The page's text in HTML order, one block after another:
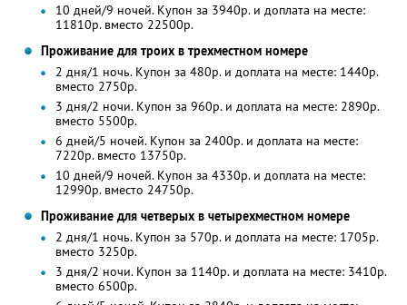
10 дней/9 ночей. Купон за 3940р. и доплата на месте:
11810р. вместо 22500р.
Проживание для троих в трехместном номере
2 дня/1 ночь. Купон за 480р. и доплата на месте: 1440р.
вместо 2750р.
3 дня/2 ночи. Купон за 960р. и доплата на месте: 2890р.
вместо 5500р.
6 дней/5 ночей. Купон за 2400р. и доплата на месте:
7220р. вместо 13750р.
10 дней/9 ночей. Купон за 4330р. и доплата на месте:
12990р. вместо 24750р.
Проживание для четверых в четырехместном номере
2 дня/1 ночь. Купон за 570р. и доплата на месте: 1705р.
вместо 3250р.
3 дня/2 ночи. Купон за 1140р. и доплата на месте: 3410р.
вместо 6500р.